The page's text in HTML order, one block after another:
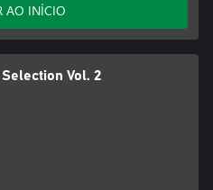
AO INÍCIO
Selection Vol. 2